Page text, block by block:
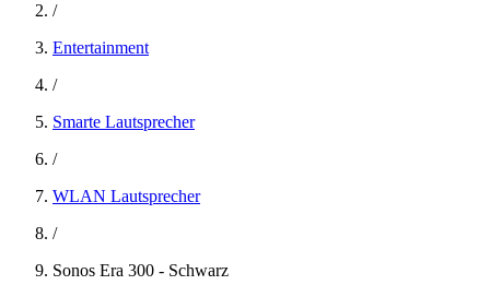
/
Entertainment
/
Smarte Lautsprecher
/
WLAN Lautsprecher
/
Sonos Era 300 - Schwarz